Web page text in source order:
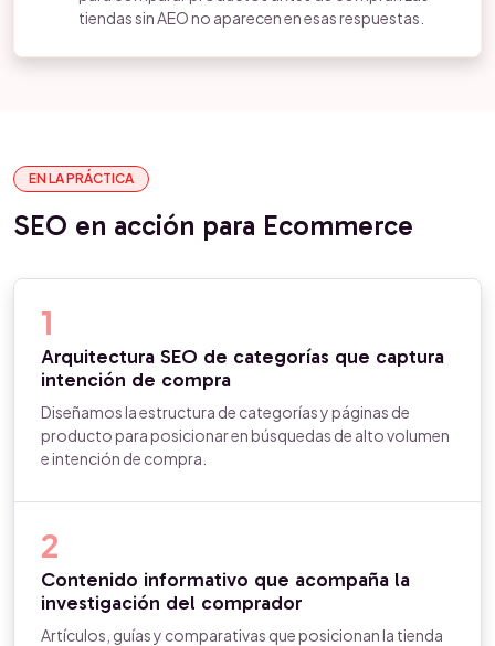
tiendas sin AEO no aparecen en esas respuestas.
EN LA PRÁCTICA
SEO en acción para Ecommerce
1
Arquitectura SEO de categorías que captura
intención de compra
Diseñamos la estructura de categorías y páginas de
producto para posicionar en búsquedas de alto volumen
e intención de compra.
2
Contenido informativo que acompaña la
investigación del comprador
Artículos, guías y comparativas que posicionan la tienda